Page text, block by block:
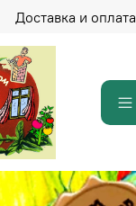
Доставка и оплата